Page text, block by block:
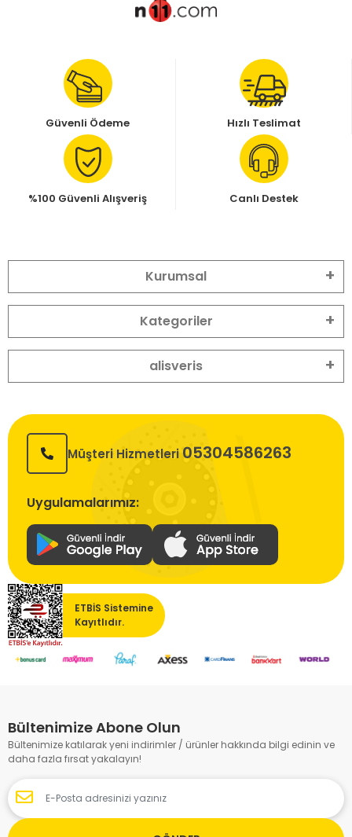
Güvenli Ödeme Hızlı Teslimat
%100 Güvenli Alışveriş Canlı Destek
Kurumsal
Kategoriler
alisveris
Müşteri Hizmetleri 05304586263
Uygulamalarımız:
ETBİS Sistemine
Kayıtlıdır.
Bültenimize Abone Olun
Bültenimize katılarak yeni indirimler / ürünler hakkında bilgi edinin ve
daha fazla fırsat yakalayın!